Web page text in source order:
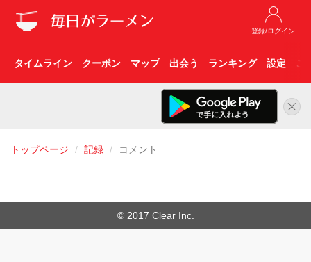
登録/ログイン
タイムライン クーポン マップ 出会う ランキング 設定 こ
トップページ 記録 コメント
© 2017 Clear Inc.